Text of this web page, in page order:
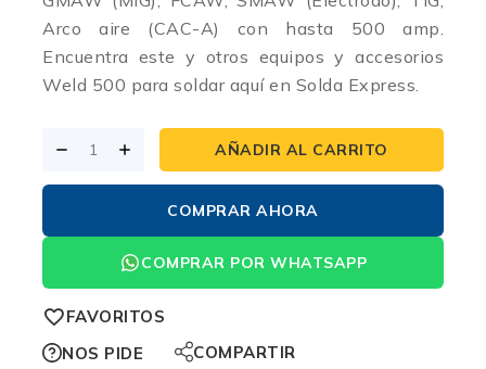
Arco aire (CAC-A) con hasta 500 amp.
Encuentra este y otros equipos y accesorios
Weld 500 para soldar aquí en Solda Express.
AÑADIR AL CARRITO
COMPRAR AHORA
COMPRAR POR WHATSAPP
FAVORITOS
NOS PIDE
COMPARTIR